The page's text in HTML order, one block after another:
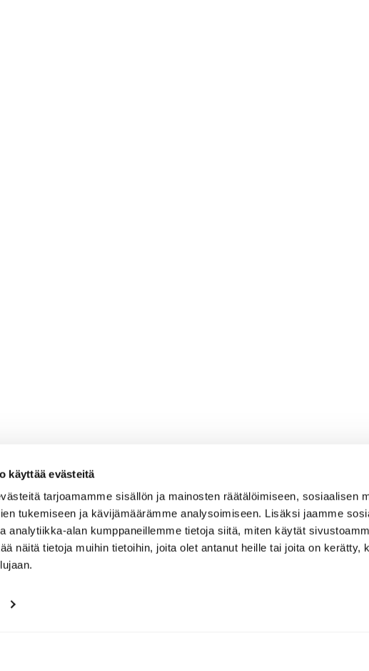
käyttää evästeitä
tarjoamamme sisällön ja mainosten räätälöimiseen, sosiaalisen
tukemiseen ja kävijämäärämme analysoimiseen. Lisäksi jaamme
analytiikka-alan kumppaneillemme tietoja siitä, miten käytät
näitä tietoja muihin tietoihin, joita olet antanut heille tai joita on kerätty,